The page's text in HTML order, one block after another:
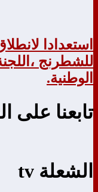
استعدادا
للشطرنج
الوطنية.
تابعنا على
الشعلة tv